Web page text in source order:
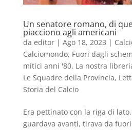
Un senatore romano, di
piacciono agli americani
da editor| Ago 18, 2023 |
Calciomondo, Fuori dagli
mitici anni '80, La nostra
Le Squadre della Provincia,
Storia del Calcio
Era pettinato con la riga di
guardava avanti, tirava da